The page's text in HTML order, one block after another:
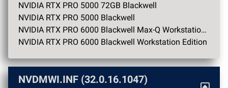
NVIDIA RTX PRO 5000 72GB Blackwell
NVIDIA RTX PRO 5000 Blackwell
NVIDIA RTX PRO 6000 Blackwell Max-Q Workstation Edition
NVIDIA RTX PRO 6000 Blackwell Workstation Edition
NVDMWI.INF (32.0.16.1047)